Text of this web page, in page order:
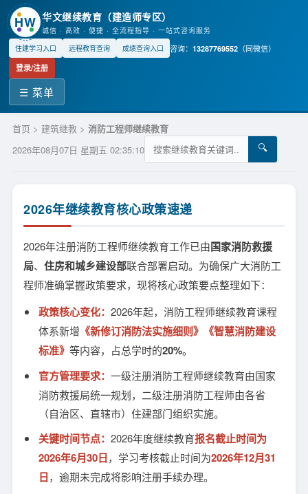
HW 华文继续教育（建造师专区）
诚信 · 高效 · 便捷 · 全流程指导 · 一站式咨询服务
住建学习入口
远程教育查询 成绩查询入口 咨询：13287769552 （同微信）
登录/注册
☰ 菜单
首页 > 建筑继教> 消防工程师继续教育
2026年08月07日 星期五 02:35:11
🔍
2026年继续教育核心政策速递
2026年注册消防工程师继续教育工作已由国家消防救援
局、住房和城乡建设部联合部署启动。为确保广大消防工
程师准确掌握政策要求，现将核心政策要点整理如下：
政策核心变化：2026年起，消防工程师继续教育课程
体系新增 《新修订消防法实施细则》《智慧消防建设
标准》等内容，占总学时的20%。
官方管理要求：一级注册消防工程师继续教育由国家
消防救援局统一规划，二级注册消防工程师由各省
（自治区、直辖市）住建部门组织实施。
关键时间节点：2026年度继续教育报名截止时间为
2026年6月30日，学习考核截止时间为2026年12月31
日，逾期未完成将影响注册手续办理。